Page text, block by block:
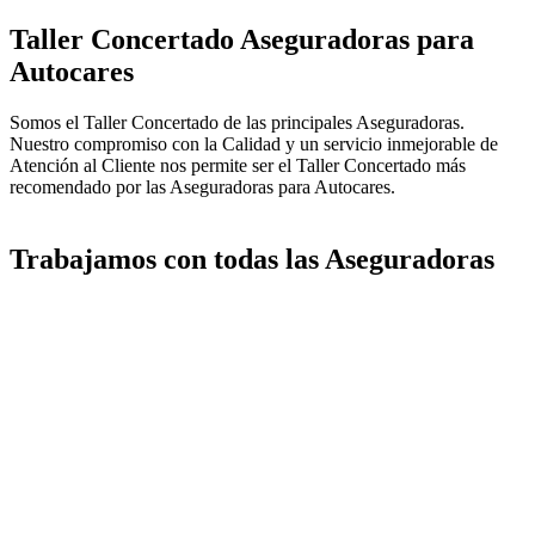
Taller Concertado Aseguradoras para
Autocares
Somos el Taller Concertado de las principales Aseguradoras.
Nuestro compromiso con la Calidad y un servicio inmejorable de
Atención al Cliente nos permite ser el Taller Concertado más
recomendado por las Aseguradoras para Autocares.
Trabajamos con todas las Aseguradoras